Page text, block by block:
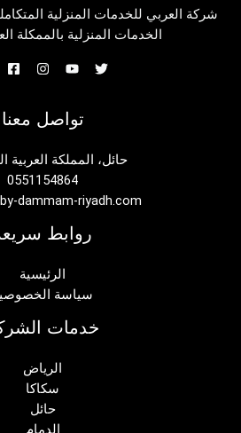
شركة العربي للخدمات المنزلية
الخدمات المنزلية بالممكلة
تواصل معنا
حائل، المملكة العربية
0551154864
dammam-riyadh.com
روابط
الرئيسية
سياسة
خدمات
الرياض
سكاكا
حائل
الدمام